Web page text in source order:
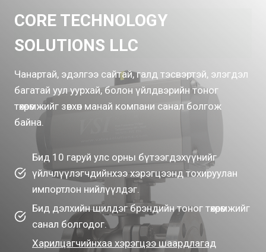
CORE TECHNOLOGY
SOLUTIONS LLC
Чанартай, эдэлгээ сайтай, галд тэсвэртэй, элэгдэл
багатай уул уурхай, болон үйлдвэрийн тоног
төхөөрөмжийг зөвхөн манай компани санал болгож
байна.
Бид 10 гаруй улс орны бүтээгдэхүүнийг
үйлчлүүлэгчдийнхээ хэрэгцээнд тохируулан
импортлон нийлүүлдэг.
Бид дэлхийн шилдэг брэндийн тоног төхөөрөмжийг
санал болгодог.
Харилцагчийнхаа хэрэгцээ шаардлагад